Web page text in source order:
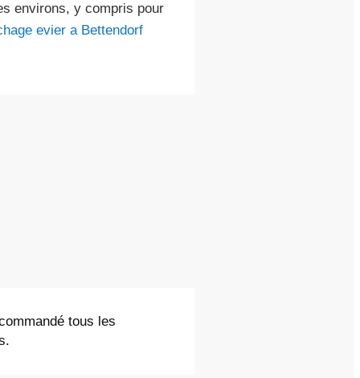
environs, y compris pour
evier a Bettendorf
tous les